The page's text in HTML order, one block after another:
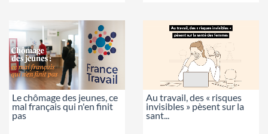
Le chômage des jeunes, ce
mal français qui n'en finit
pas
Au travail, des « risques
invisibles » pèsent sur la
sant...